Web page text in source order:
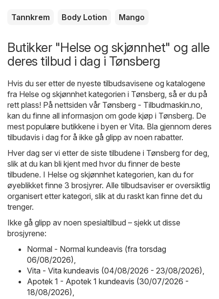
Tannkrem Body Lotion Mango
Butikker "Helse og skjønnhet" og alle
deres tilbud i dag i Tønsberg
Hvis du ser etter de nyeste tilbudsavisene og katalogene
fra Helse og skjønnhet kategorien i Tønsberg, så er du på
rett plass! På nettsiden vår Tønsberg - Tilbudmaskin.no,
kan du finne all informasjon om gode kjøp i Tønsberg. De
mest populære butikkene i byen er Vita. Bla gjennom deres
tilbudavis i dag for å ikke gå glipp av noen rabatter.
Hver dag ser vi etter de siste tilbudene i Tønsberg for deg,
slik at du kan bli kjent med hvor du finner de beste
tilbudene. I Helse og skjønnhet kategorien, kan du for
øyeblikket finne 3 brosjyrer. Alle tilbudsaviser er oversiktlig
organisert etter kategori, slik at du raskt kan finne det du
trenger.
Ikke gå glipp av noen spesialtilbud – sjekk ut disse
brosjyrene:
Normal - Normal kundeavis (fra torsdag
06/08/2026),
Vita - Vita kundeavis (04/08/2026 - 23/08/2026),
Apotek 1 - Apotek 1 kundeavis (30/07/2026 -
18/08/2026),